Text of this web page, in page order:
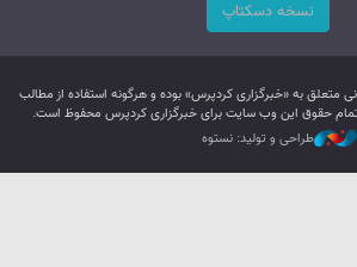
نسخه دسکتاپ
متعلق به «خبرگزاری کردپرس» بوده و هرگونه استفاده از مطالب
تمام حقوق این وب سایت برای خبرگزاری کردپرس محفوظ است.
طراحی و تولید: نستوه